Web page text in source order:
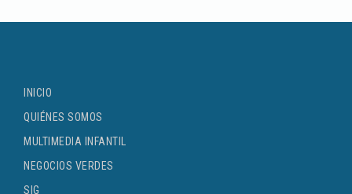
INICIO
QUIÉNES SOMOS
MULTIMEDIA INFANTIL
NEGOCIOS VERDES
SIG